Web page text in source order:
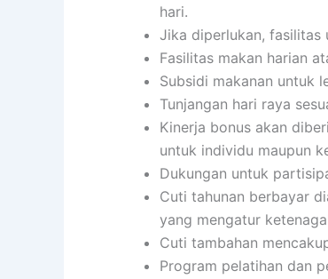
hari.
Jika diperlukan, fasilitas
Fasilitas makan harian
Subsidi makanan untuk
Tunjangan hari raya
Kinerja bonus akan
untuk individu maupun
Dukungan untuk
Cuti tahunan berbayar
yang mengatur
Cuti tambahan
Program pelatihan dan